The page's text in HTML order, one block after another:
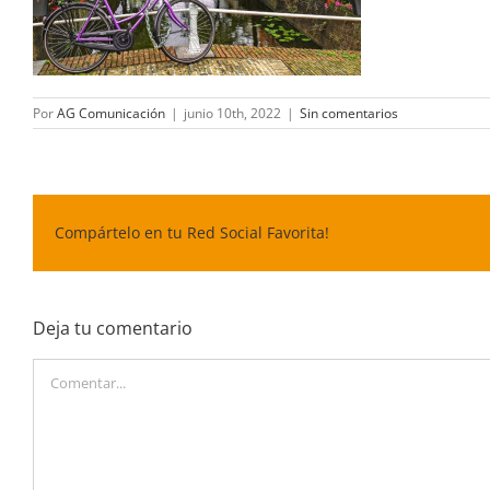
PorAG Comunicación | junio 10th, 2022 | Sin comentarios
Compártelo en tu Red Social Favorita!
Deja tu comentario